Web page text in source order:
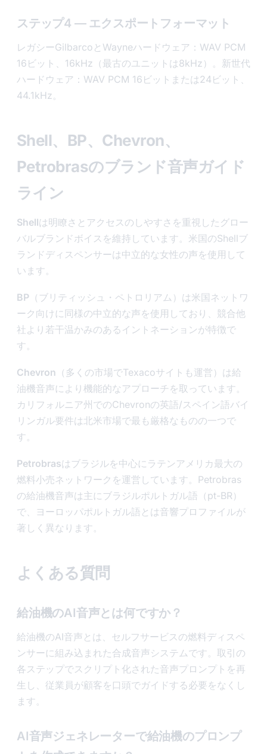
ステップ4 — エクスポートフォーマット
レガシーGilbarcoとWayneハードウェア：WAV PCM
16ビット、16kHz（最古のユニットは8kHz）。新世代
ハードウェア：WAV PCM 16ビットまたは24ビット、
44.1kHz。
Shell、BP、Chevron、
Petrobrasのブランド音声ガイド
ライン
Shellは明瞭さとアクセスのしやすさを重視したグロー
バルブランドボイスを維持しています。米国のShellブ
ランドディスペンサーは中立的な女性の声を使用して
います。
BP （ブリティッシュ・ペトロリアム）は米国ネットワ
ーク向けに同様の中立的な声を使用しており、競合他
社より若干温かみのあるイントネーションが特徴で
す。
Chevron （多くの市場でTexacoサイトも運営）は給
油機音声により機能的なアプローチを取っています。
カリフォルニア州でのChevronの英語/スペイン語バイ
リンガル要件は北米市場で最も厳格なものの一つで
す。
Petrobrasはブラジルを中心にラテンアメリカ最大の
燃料小売ネットワークを運営しています。Petrobras
の給油機音声は主にブラジルポルトガル語（pt-BR）
で、ヨーロッパポルトガル語とは音響プロファイルが
著しく異なります。
よくある質問
給油機のAI音声とは何ですか？
給油機のAI音声とは、セルフサービスの燃料ディスペ
ンサーに組み込まれた合成音声システムです。取引の
各ステップでスクリプト化された音声プロンプトを再
生し、従業員が顧客を口頭でガイドする必要をなくし
ます。
AI音声ジェネレーターで給油機のプロンプ